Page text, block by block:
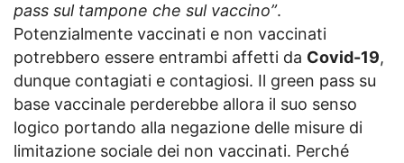
pass sul tampone che sul vaccino”.
Potenzialmente vaccinati e non vaccinati
potrebbero essere entrambi affetti da Covid-19,
dunque contagiati e contagiosi. Il green pass su
base vaccinale perderebbe allora il suo senso
logico portando alla negazione delle misure di
limitazione sociale dei non vaccinati. Perché